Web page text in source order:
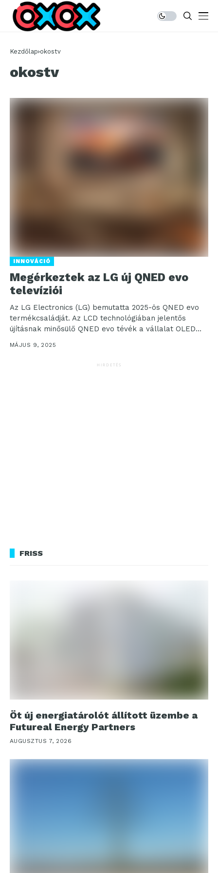
Kezdőlap okostv
okostv
INNOVÁCIÓ
Megérkeztek az LG új QNED evo
televíziói
Az LG Electronics (LG) bemutatta 2025-ös QNED evo
termékcsaládját. Az LCD technológiában jelentős
újításnak minősülő QNED evo tévék a vállalat OLED
kijelzőihöz hasonlóan...
MÁJUS 9, 2025
HIRDETÉS
FRISS
Öt új energiatárolót állított üzembe a
Futureal Energy Partners
AUGUSZTUS 7, 2026